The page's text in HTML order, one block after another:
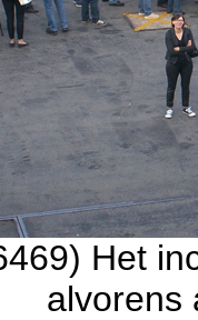
Het
alvorens